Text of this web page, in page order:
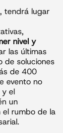
tendrá lugar
nivel y
las últimas
de soluciones
de 400
evento no
y el
un
rumbo de la